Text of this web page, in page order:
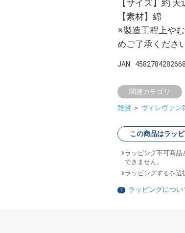
【サイズ】約
【素材】綿
※製造工程上や
めご了承くださ
JAN 4582784282668
関連カテゴリ
雑貨 ＞ ヴィレヴァン
この商品はラッ
ラッピング不可商品
できません。
ラッピングするを選
？ ラッピングについ